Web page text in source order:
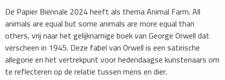
De Papier Biënnale 2024 heeft als thema Animal Farm. All
animals are equal but some animals are more equal than
others, vrij naar het gelijknamige boek van George Orwell dat
verscheen in 1945. Deze fabel van Orwell is een satirische
allegorie en het vertrekpunt voor hedendaagse kunstenaars om
te reflecteren op de relatie tussen mens en dier.